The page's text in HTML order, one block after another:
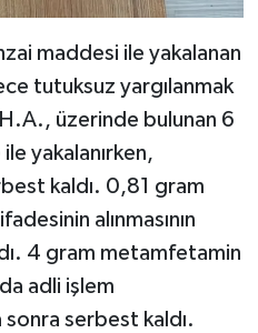
maddesi ile yakalanan
tutuksuz yargılanmak
üzerinde bulunan 6
yakalanırken,
kaldı. 0,81 gram
alınmasının
4 gram metamfetamin
adli işlem
sonra serbest kaldı.